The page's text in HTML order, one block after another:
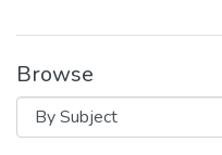
Browse